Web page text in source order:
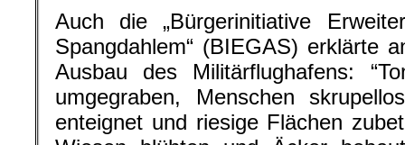
Auch die „Bürgerinitiative
Spangdahlem“ (BIEGAS) erklärte
Ausbau des Militärflughafens:
umgegraben, Menschen
enteignet und riesige Flächen